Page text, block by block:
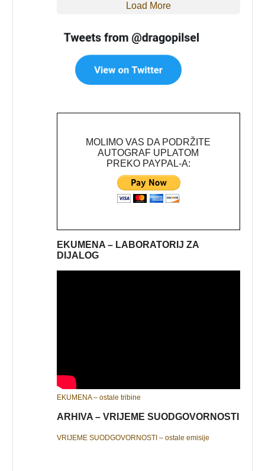
Load More
MOLIMO VAS DA PODRŽITE
AUTOGRAF UPLATOM
PREKO PAYPAL-A:
EKUMENA – LABORATORIJ ZA
DIJALOG
EKUMENA – ostale tribine
ARHIVA – VRIJEME SUODGOVORNOSTI
VRIJEME SUODGOVORNOSTI – ostale emisije